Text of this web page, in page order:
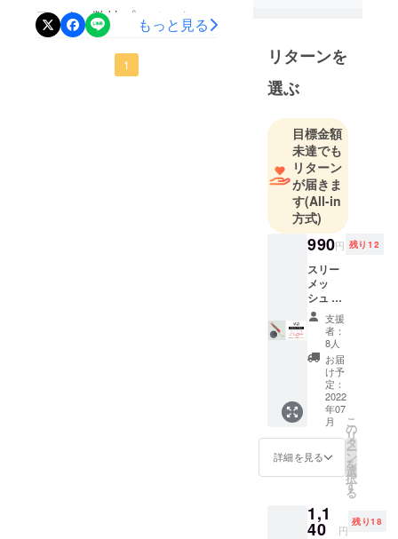
た私たちの力不足により、
皆様の温かなお気持ちに応
えることができなかったこ
口です。弊社プロジェクト
の支援募集期間も残すとこ
ろ14日となりました。現在
もっと見る
1
流通・販売
までを行う
総合提案が
として、よ
り良い暮ら
しを送るた
めのカンパ
ニーである
ことを目指
していま
JAPANとい
う社名は、
全てのス
テークホル
ダーが輪の
ようにつな
がり、社会
から必要と
されご支持
をいただけ
る企業を目
リターンを
選ぶ
目標金額
未達でも
リターン
が届きま
す(All-in
方式)
990円 残り12
スリー
メッ
シュ ／
1本入 ×
1 販
売予定
価格
4,400
（税・
送料
込） →
990円
（税・
送料
込） ●1
りのサ
イズ：
支援
者：
8人
お届
け予
定：
2022
年07
月
詳細を見る
こ
の
リ
タ
ー
ン
を
選
択
す
る
1,1
40 円
残り18